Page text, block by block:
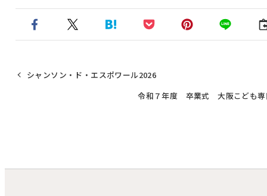
シャンソン・ド・エスポワール2026
令和７年度 卒業式 大阪こども専